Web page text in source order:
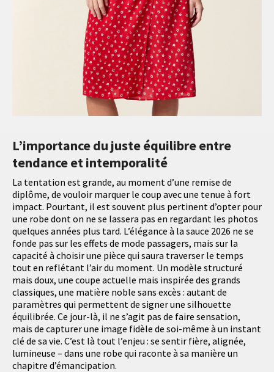
L’importance du juste équilibre entre
tendance et intemporalité
La tentation est grande, au moment d’une remise de
diplôme, de vouloir marquer le coup avec une tenue à fort
impact. Pourtant, il est souvent plus pertinent d’opter pour
une robe dont on ne se lassera pas en regardant les photos
quelques années plus tard. L’élégance à la sauce 2026 ne se
fonde pas sur les effets de mode passagers, mais sur la
capacité à choisir une pièce qui saura traverser le temps
tout en reflétant l’air du moment. Un modèle structuré
mais doux, une coupe actuelle mais inspirée des grands
classiques, une matière noble sans excès : autant de
paramètres qui permettent de signer une silhouette
équilibrée. Ce jour-là, il ne s’agit pas de faire sensation,
mais de capturer une image fidèle de soi-même à un instant
clé de sa vie. C’est là tout l’enjeu : se sentir fière, alignée,
lumineuse – dans une robe qui raconte à sa manière un
chapitre d’émancipation.